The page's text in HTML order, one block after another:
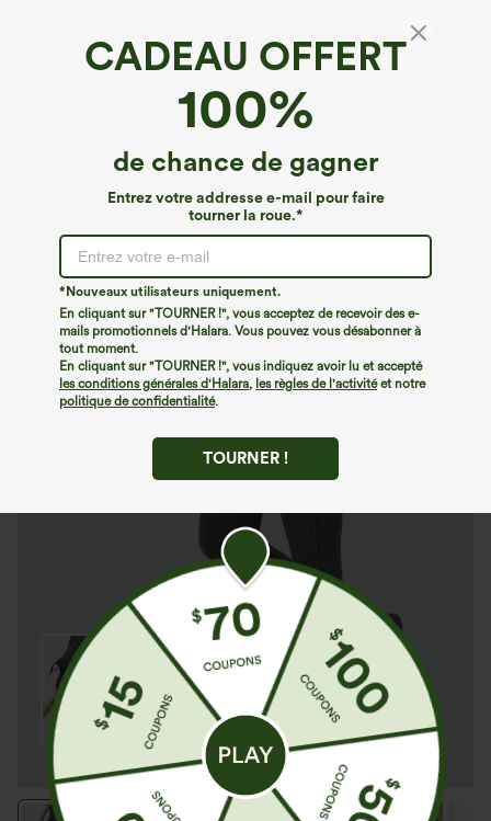
CADEAU OFFERT
100%
de chance de gagner
Entrez votre addresse e-mail pour faire
tourner la roue.*
*Nouveaux utilisateurs uniquement.
En cliquant sur "TOURNER !", vous acceptez de recevoir des e-
mails promotionnels d'Halara. Vous pouvez vous désabonner à
tout moment.
En cliquant sur "TOURNER !", vous indiquez avoir lu et accepté
les conditions générales d'Halara, les règles de l'activitéet notre
politique de confidentialité.
TOURNER !
Denim Halara Flex™*
Halara Flex™ jean taille haute avec cordon et
poche, délavé, coupe décontractée
€44,95 EUR